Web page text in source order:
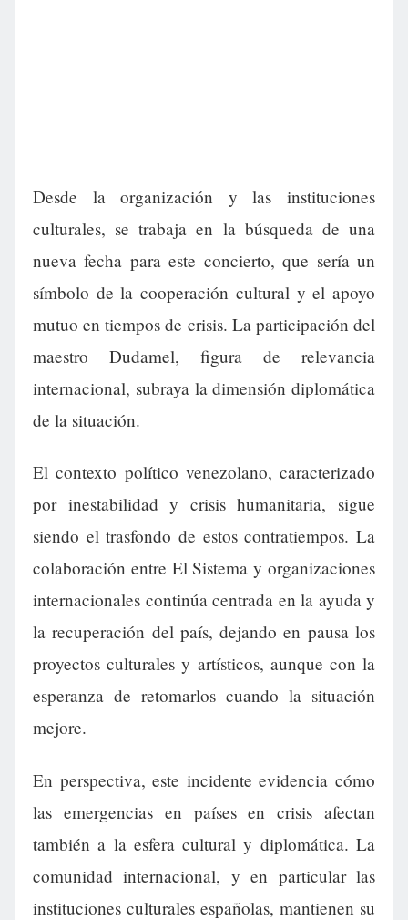
Desde la organización y las instituciones
culturales, se trabaja en la búsqueda de una
nueva fecha para este concierto, que sería un
símbolo de la cooperación cultural y el apoyo
mutuo en tiempos de crisis. La participación del
maestro Dudamel, figura de relevancia
internacional, subraya la dimensión diplomática
de la situación.
El contexto político venezolano, caracterizado
por inestabilidad y crisis humanitaria, sigue
siendo el trasfondo de estos contratiempos. La
colaboración entre El Sistema y organizaciones
internacionales continúa centrada en la ayuda y
la recuperación del país, dejando en pausa los
proyectos culturales y artísticos, aunque con la
esperanza de retomarlos cuando la situación
mejore.
En perspectiva, este incidente evidencia cómo
las emergencias en países en crisis afectan
también a la esfera cultural y diplomática. La
comunidad internacional, y en particular las
instituciones culturales españolas, mantienen su